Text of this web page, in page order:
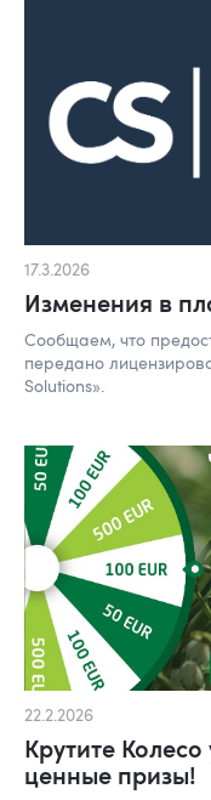
17.3.2026
Изменения в
Сообщаем, что
передано
Solutions».
22.2.2026
Крутите
ценные призы!